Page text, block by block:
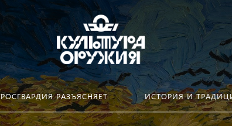
РОСГВАРДИЯ РАЗЪЯСНЯЕТ ИСТОРИЯ И